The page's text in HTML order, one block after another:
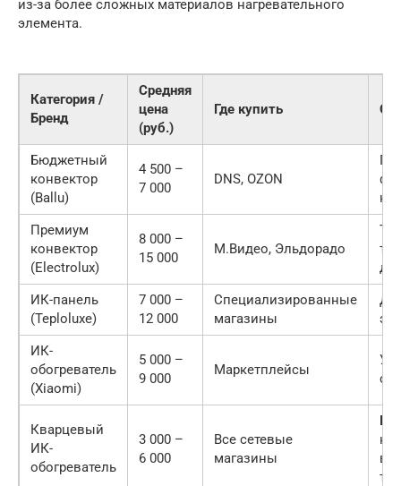
из-за более сложных материалов нагревательного
элемента.
Категория /
Бренд
Средняя
цена
(руб.)
Где купить
Бюджетный
конвектор
(Ballu)
4 500 –
7 000
DNS, OZON
Премиум
конвектор
(Electrolux)
8 000 –
15 000
М.Видео, Эльдорадо
ИК-панель
(Teploluxe)
7 000 –
12 000
Специализированные
магазины
ИК-
обогреватель
(Xiaomi)
5 000 –
9 000
Маркетплейсы
Кварцевый
ИК-
обогреватель
3 000 –
6 000
Все сетевые
магазины